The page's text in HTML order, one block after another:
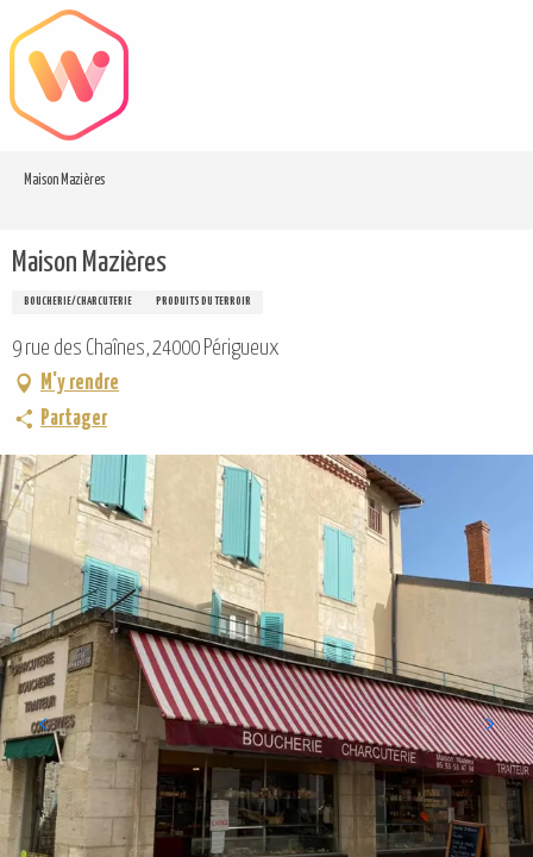
au
contenu
principal
Maison Mazières
Maison Mazières
BOUCHERIE/CHARCUTERIE PRODUITS DU TERROIR
9 rue des Chaînes, 24000 Périgueux
M'y rendre
Partager